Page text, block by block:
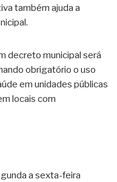
também ajuda a
decreto municipal será
obrigatório o uso
em unidades públicas
locais com
a sexta-feira